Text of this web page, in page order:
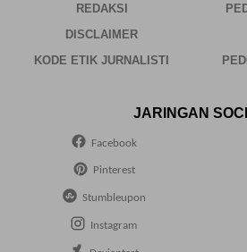
REDAKSI
DISCLAIMER
KODE ETIK JURNALISTI
JARINGAN
Facebook
Pinterest
Stumbleupon
Instagram